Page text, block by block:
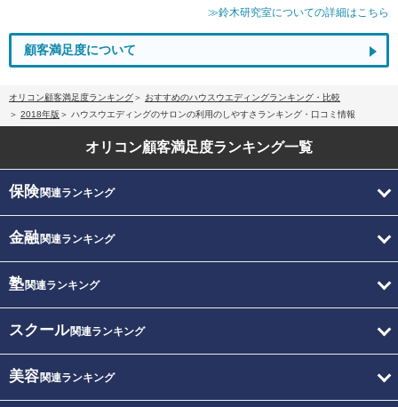
≫鈴木研究室についての詳細はこちら
顧客満足度について
オリコン顧客満足度ランキング
おすすめのハウスウエディングランキング・比較
2018年版
ハウスウエディングのサロンの利用のしやすさランキング・口コミ情報
オリコン顧客満足度ランキング一覧
保険関連ランキング
金融関連ランキング
塾関連ランキング
スクール関連ランキング
美容関連ランキング